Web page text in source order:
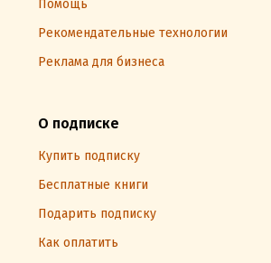
Помощь
Рекомендательные технологии
Реклама для бизнеса
О подписке
Купить подписку
Бесплатные книги
Подарить подписку
Как оплатить